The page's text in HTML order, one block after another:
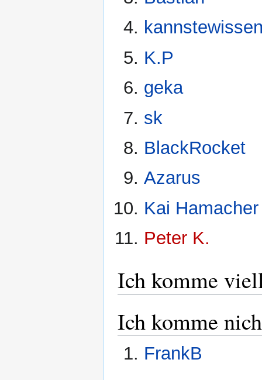
K.P
geka
sk
BlackRocket
Azarus
Kai Hamacher
Peter K.
Ich komme
Ich komme
FrankB